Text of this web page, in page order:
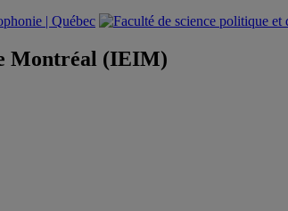
Montréal (IEIM)